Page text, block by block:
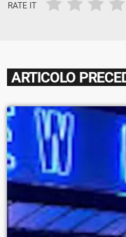
RATE IT
ARTICOLO